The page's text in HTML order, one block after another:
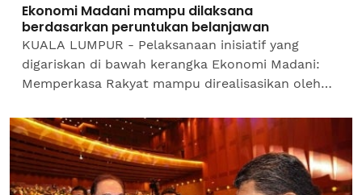
Ekonomi Madani mampu dilaksana
berdasarkan peruntukan belanjawan
KUALA LUMPUR - Pelaksanaan inisiatif yang
digariskan di bawah kerangka Ekonomi Madani:
Memperkasa Rakyat mampu direalisasikan oleh
Kewangan, Datuk Seri Ahmad...